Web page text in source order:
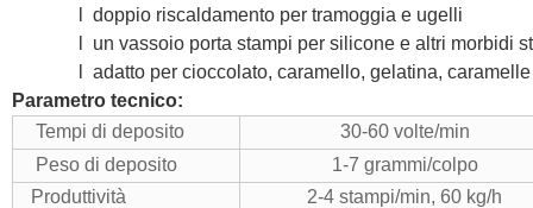
doppio riscaldamento per tramoggia e ugelli
un vassoio porta stampi per silicone e altri morbidi
adatto per cioccolato, caramello, gelatina,
Parametro tecnico:
Tempi di deposito
30-60 volte/min
Peso di deposito
1-7 grammi/colpo
Produttività
2-4 stampi/min, 60 kg/h